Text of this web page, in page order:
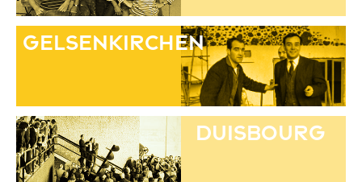
gelsenkirchen
Duisbourg